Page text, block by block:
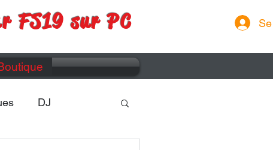
FS19 sur PC
DJ